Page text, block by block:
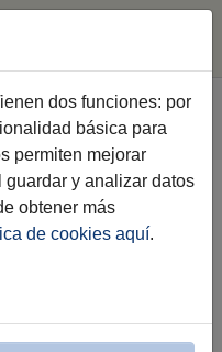
Participación
Justo
proyectos
de
dos funciones: por
básica para
permiten mejorar
guardar y analizar datos
obtener más
de cookies aquí.